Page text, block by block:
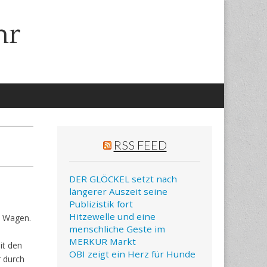
den
RSS FEED
DER GLÖCKEL setzt nach
längerer Auszeit seine
Publizistik fort
Hitzewelle und eine
menschliche Geste im
MERKUR Markt
OBI zeigt ein Herz für Hunde